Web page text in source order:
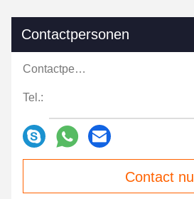
Contactpersonen
Contactpersonen:
Tel.:
Contact nu